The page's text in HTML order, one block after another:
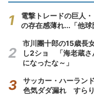
電撃トレードの巨人
の存在感薄れ...「他
市川團十郎の15歳長
し2ショ 「海老蔵さ
になったな～」
サッカー・ハーラン
色気ダダ漏れ すら